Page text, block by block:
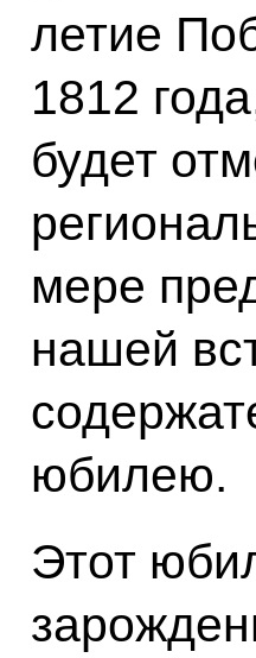
летие
1812
будет
мере
нашей
юбилею.
Этот